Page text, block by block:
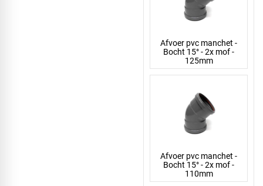
Afvoer pvc manchet -
Bocht 15° - 2x mof -
125mm
Afvoer pvc manchet -
Bocht 15° - 2x mof -
110mm